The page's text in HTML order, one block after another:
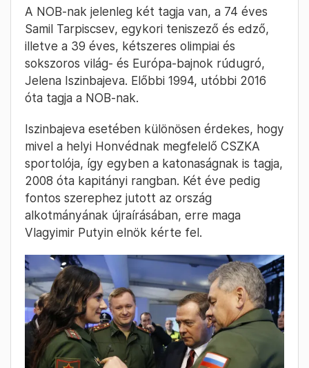
orosz hadseregben tiszti rangot
viselő Jelena Iszinbajevát sem
A Nemzetközi Olimpiai Bizottság (NOB) nem
tervezi orosz tagjainak kizárását, mert az
érintettek egyike sem felfüggeszthető az NOB
értesült belső forrásokbóla brit The Sunday
Times .
A NOB-nak jelenleg két tagja van, a 74 éves
Samil Tarpiscsev, egykori teniszező és edző,
illetve a 39 éves, kétszeres olimpiai és
sokszoros világ- és Európa-bajnok rúdugró,
Jelena Iszinbajeva. Előbbi 1994, utóbbi 2016
óta tagja a NOB-nak.
Iszinbajeva esetében különösen érdekes, hogy
mivel a helyi Honvédnak megfelelő CSZKA
sportolója, így egyben a katonaságnak is tagja,
2008 óta kapitányi rangban. Két éve pedig